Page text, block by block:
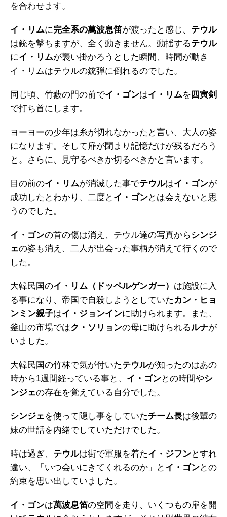
を合わせます。
イ・リムに完全系の萬波息笛が渡ったと感じ、 テウル
は銃を撃ちますが、全く動きません。動揺するテウル
にイ・リムが襲い掛かろうとした瞬間、時間が動き
イ・リムはテウルの銃弾に倒れるのでした。
同じ頃、竹藪の門の前でイ・ゴンはイ・リムを 四寅剣
で打ち首にします。
ヨーヨーの少年は糸が切れなかったと言い、大人の姿
になります。そして扉が閉まり記憶だけが残るだろう
と。さらに、見守るべきか切るべきかと言います。
目の前のイ・リムが消滅した事でテウルはイ・ゴンが
成功したとわかり、二度と イ・ゴンとは会えないと思
うのでした。
イ・ゴンの首の傷は消え、テウル達の写真からシンジ
ェの姿も消え、二人が出会った事柄が消えて行くので
した。
大韓民国のイ・リム（ドッペルゲンガー） は施設に入
る事になり、帝国で自殺しようとしていたカン・ヒョ
ンミン親子はイ・ジョンインに助けられます。また、
釜山の市場ではク・ソリョンの母に助けられるルナが
いました。
大韓民国の竹林で気が付いたテウルが知ったのはあの
時から1週間経っている事と、 イ・ゴンとの時間やシ
ンジェの存在を覚えている自分でした。
シンジェを使って隠し事をしていたチーム長は後輩の
妹の世話を内緒でしていただけでした。
時は過ぎ、 テウルは街で軍服を着たイ・ジフンとすれ
違い、「いつ会いにきてくれるのか」と イ・ゴンとの
約束を思い出していました。
イ・ゴンは萬波息笛の空間を走り、いくつもの扉を開